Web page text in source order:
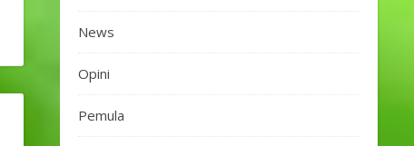
News
Opini
Pemula